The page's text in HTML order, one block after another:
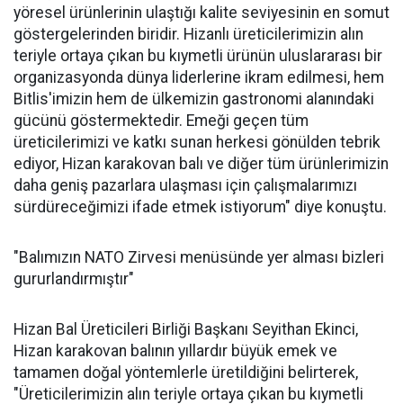
yöresel ürünlerinin ulaştığı kalite seviyesinin en somut
göstergelerinden biridir. Hizanlı üreticilerimizin alın
teriyle ortaya çıkan bu kıymetli ürünün uluslararası bir
organizasyonda dünya liderlerine ikram edilmesi, hem
Bitlis'imizin hem de ülkemizin gastronomi alanındaki
gücünü göstermektedir. Emeği geçen tüm
üreticilerimizi ve katkı sunan herkesi gönülden tebrik
ediyor, Hizan karakovan balı ve diğer tüm ürünlerimizin
daha geniş pazarlara ulaşması için çalışmalarımızı
sürdüreceğimizi ifade etmek istiyorum" diye konuştu.
"Balımızın NATO Zirvesi menüsünde yer alması bizleri
gururlandırmıştır"
Hizan Bal Üreticileri Birliği Başkanı Seyithan Ekinci,
Hizan karakovan balının yıllardır büyük emek ve
tamamen doğal yöntemlerle üretildiğini belirterek,
"Üreticilerimizin alın teriyle ortaya çıkan bu kıymetli